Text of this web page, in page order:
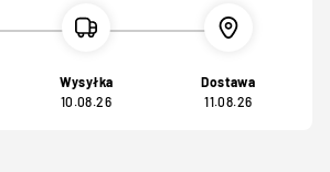
Wysyłka
10.08.26
Dostawa
11.08.26